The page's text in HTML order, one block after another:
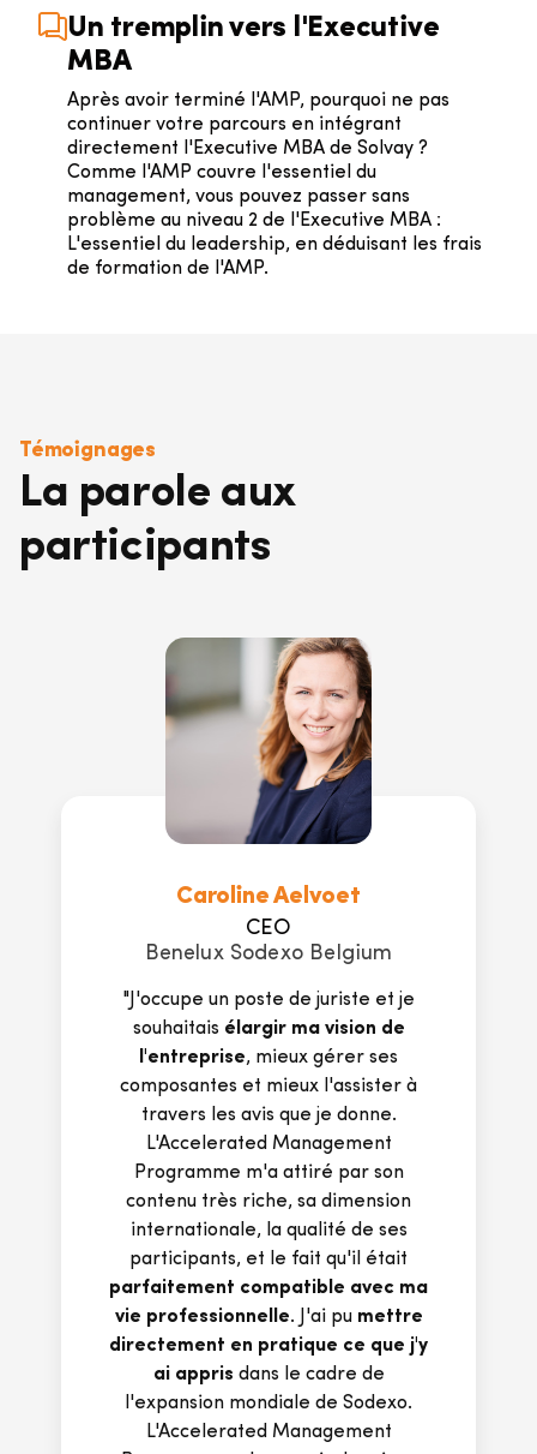
Un tremplin vers l'Executive
MBA
Après avoir terminé l'AMP, pourquoi ne pas
continuer votre parcours en intégrant
directement l'Executive MBA de Solvay ?
Comme l'AMP couvre l'essentiel du
management, vous pouvez passer sans
problème au niveau 2 de l'Executive MBA :
L'essentiel du leadership, en déduisant les frais
de formation de l'AMP.
Témoignages
La parole aux
participants
Marie Hurtgen
Senior Manager
SABIC Ventures
"Pour passer d'un poste technique à
un poste de direction, je cherchais
une formation générale en
management qui manquait à ma
formation scientifique (...).
Les modules sont dispensés par des
personnes expérimentées du
secteur privé. L'Accelerated
Management Programme vous
offre de nombreuses possibilités de
networking, uneexpérience
révélatrice des possibilités qui
s'offrent à vouset une base solide
dans les piliers de la gestion que j'ai
l'intention de développer au cours
de ma carrière.